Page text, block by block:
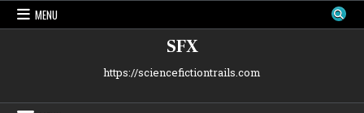
Skip
MENU
SFX
https://sciencefictiontrails.com